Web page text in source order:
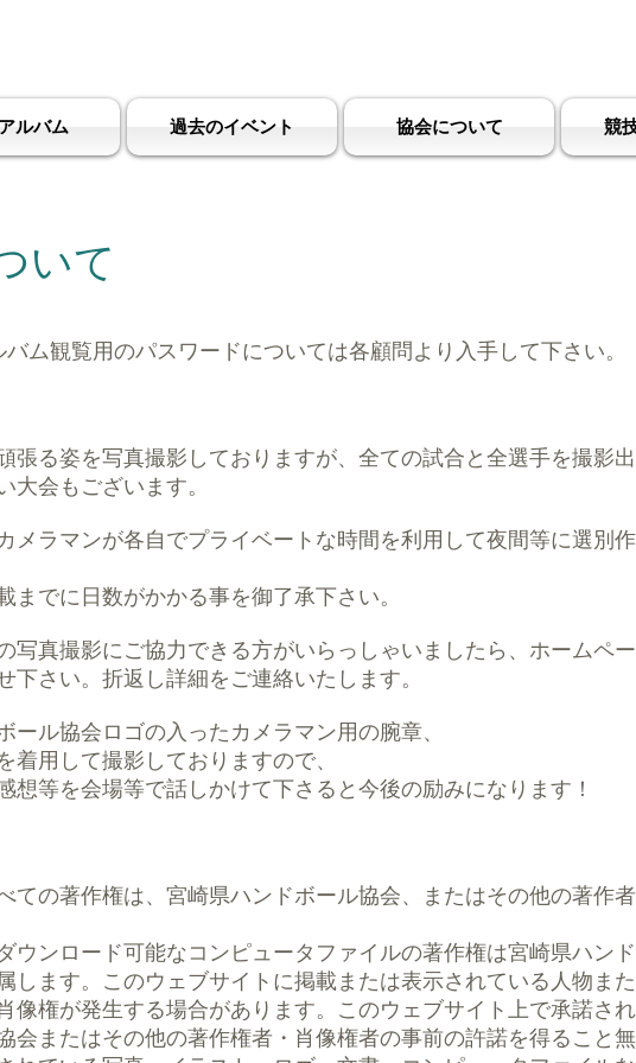
ルバム 過去のイベント 協会について 競
いて
ム観覧用のパスワードについては各顧問より入手して下さい。
張る姿を写真撮影しておりますが、全ての試合と全選手を撮影
大会もございます。
メラマンが各自でプライベートな時間を利用して夜間等に選別
までに日数がかかる事を御了承下さい。
写真撮影にご協力できる方がいらっしゃいましたら、ホームペ
下さい。折返し詳細をご連絡いたします。​
ール協会ロゴの入ったカメラマン用の腕章、
着用して撮影しておりますので、
想等を会場等で話しかけて下さると今後の励みになります！
ての著作権は、宮崎県ハンドボール協会、またはその他の著作
ウンロード可能なコンピュータファイルの著作権は宮崎県ハン
します。このウェブサイトに掲載または表示されている人物ま
像権が発生する場合があります。このウェブサイト上で承諾さ
会またはその他の著作権者・肖像権者の事前の許諾を得ること